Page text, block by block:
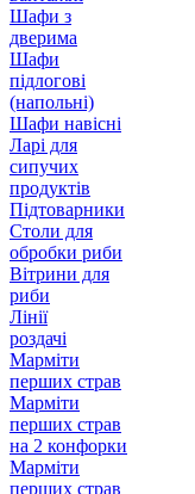
Шафи з
дверима
Шафи
підлогові
(напольні)
Шафи навісні
Ларі для
сипучих
продуктів
Підтоварники
Столи для
обробки риби
Вітрини для
риби
Лінії
роздачі
Марміти
перших страв
Марміти
перших страв
на 2 конфорки
Марміти
перших страв